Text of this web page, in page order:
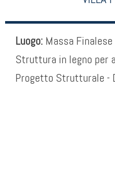
Luogo: Massa Finalese
Struttura in legno per
Progetto Strutturale -